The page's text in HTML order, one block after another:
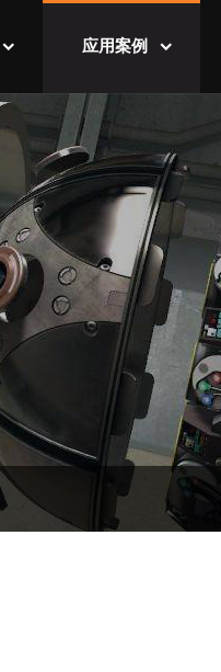
应用案例
智慧工厂案例
智慧城市案例
可视化案例